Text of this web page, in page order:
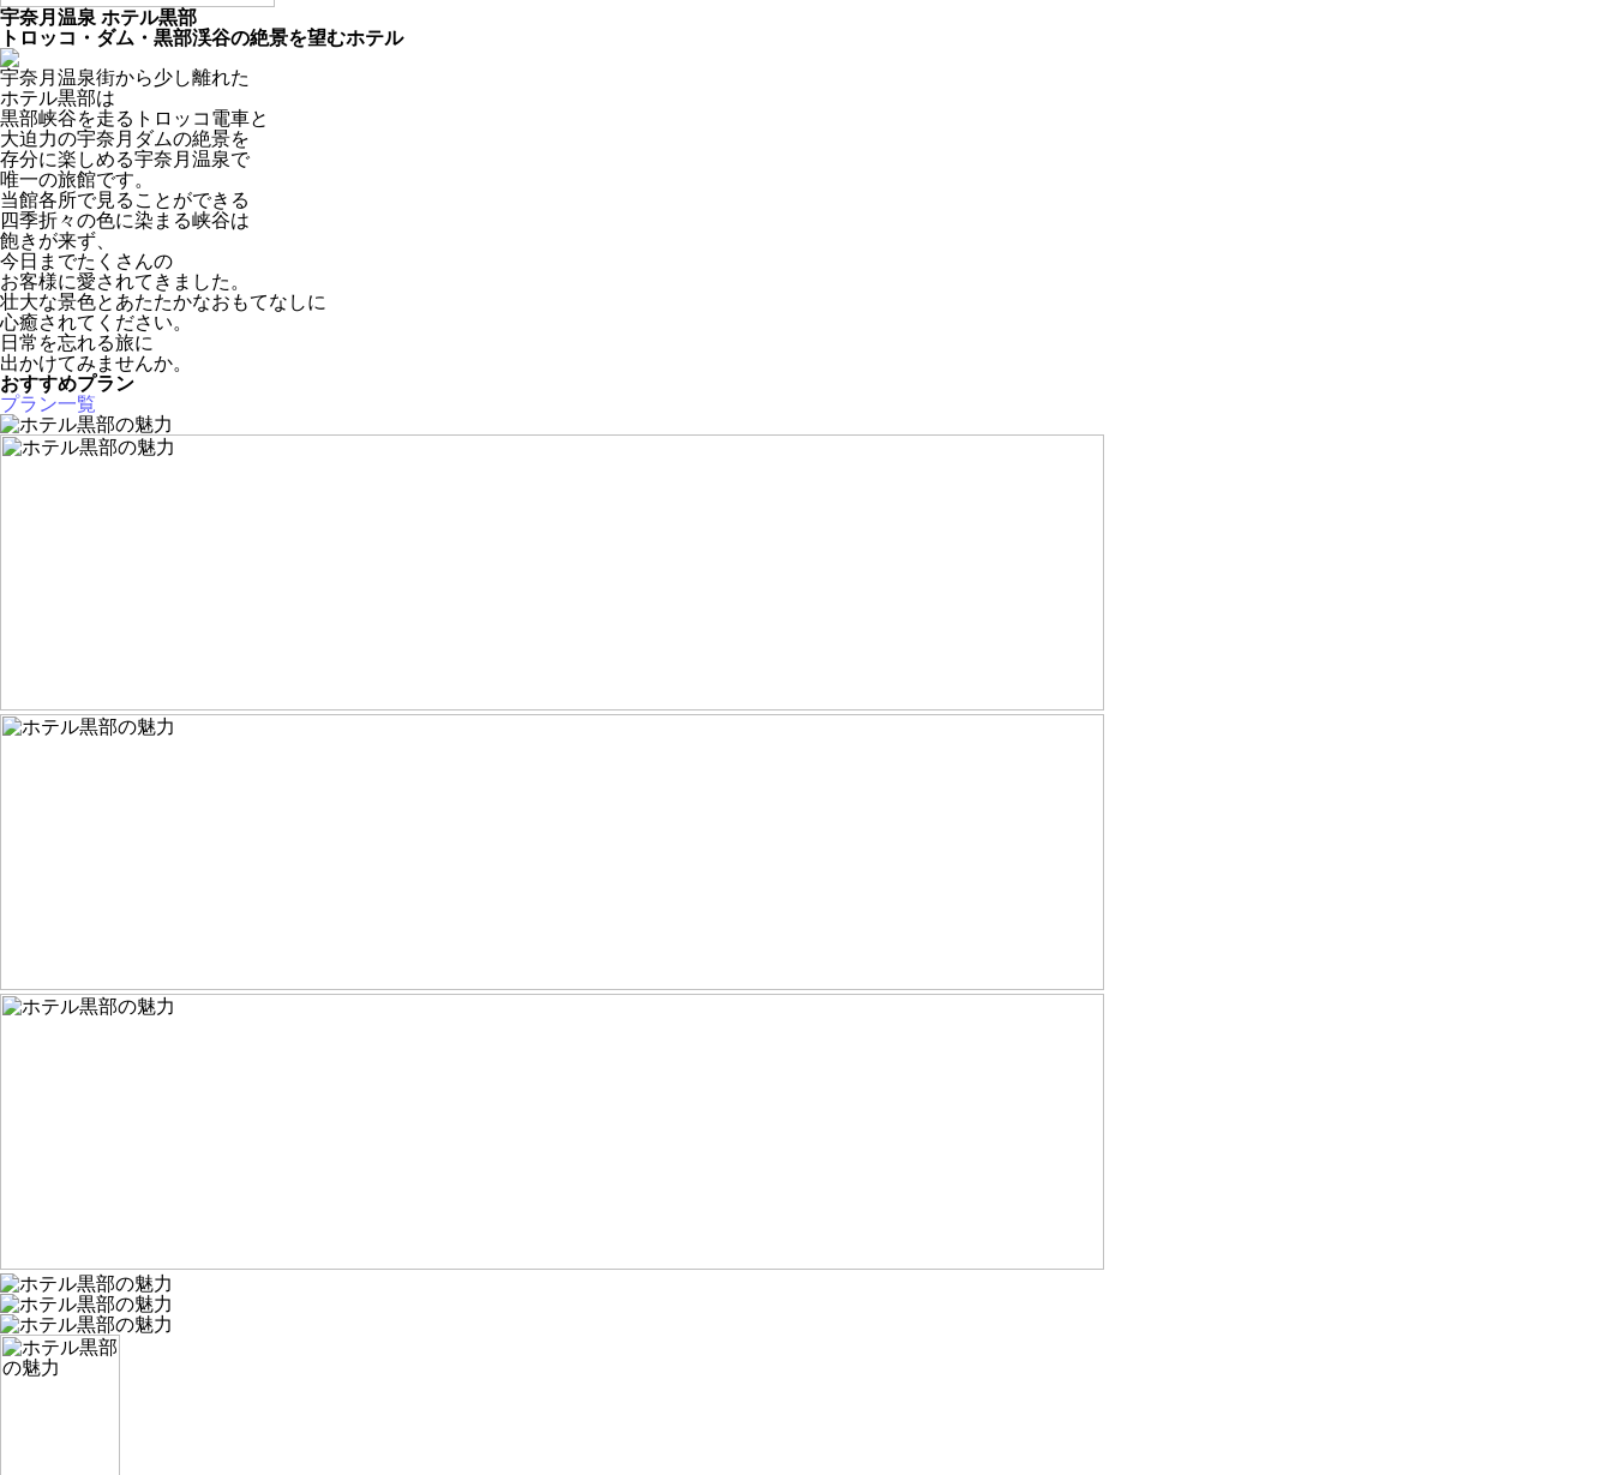
宇奈月温泉 ホテル黒部
トロッコ・ダム・黒部渓谷の絶景を望むホテル
宇奈月温泉街から少し離れた
ホテル黒部は
黒部峡谷を走るトロッコ電車と
大迫力の宇奈月ダムの絶景を
存分に楽しめる宇奈月温泉で
唯一の旅館です。
当館各所で見ることができる
四季折々の色に染まる峡谷は
飽きが来ず、
今日までたくさんの
お客様に愛されてきました。
壮大な景色とあたたかなおもてなしに
心癒されてください。
日常を忘れる旅に
出かけてみませんか。
おすすめプラン
プラン一覧